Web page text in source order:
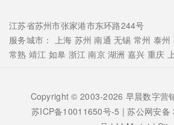
江苏省苏州市张家港市东环路244号
服务城市：
上海 苏州 南通 无锡 常州 泰州
常熟 靖江 如皋 浙江 南京 湖洲 嘉兴 重庆
Copyright © 2003-2026 早晨数字营
苏ICP备10011650号-5 | 苏公网安